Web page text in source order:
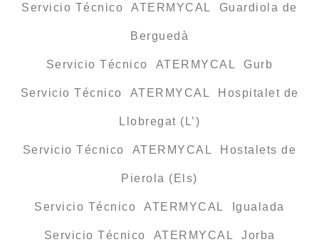
Servicio Técnico ATERMYCAL Guardiola de
Berguedà
Servicio Técnico ATERMYCAL Gurb
Servicio Técnico ATERMYCAL Hospitalet de
Llobregat (L’)
Servicio Técnico ATERMYCAL Hostalets de
Pierola (Els)
Servicio Técnico ATERMYCAL Igualada
Servicio Técnico ATERMYCAL Jorba